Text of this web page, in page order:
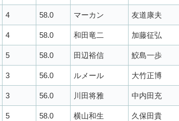
4 58.0 マーカン 友道康夫
4 58.0 和田竜二 加藤征弘
5 58.0 田辺裕信 鮫島一歩
3 56.0 ルメール 大竹正博
3 56.0 川田将雅 中内田充
5 58.0 横山和生 久保田貴